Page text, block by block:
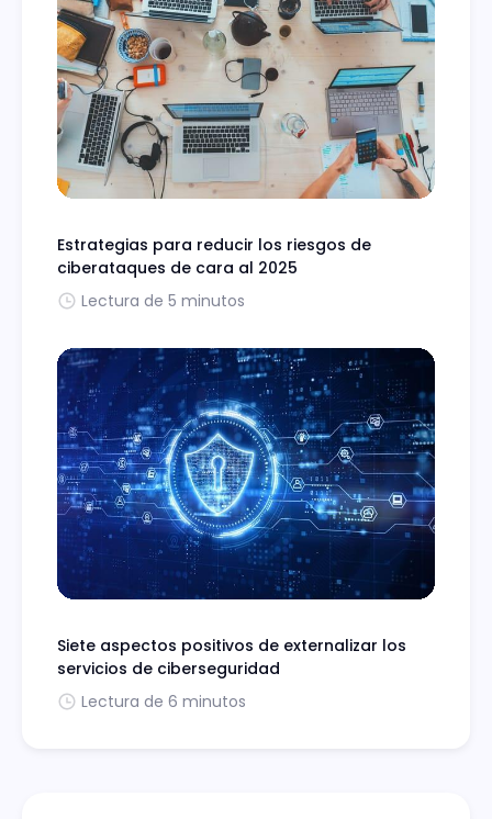
Estrategias para reducir los riesgos de
ciberataques de cara al 2025
Lectura de 5 minutos
Siete aspectos positivos de externalizar los
servicios de ciberseguridad
Lectura de 6 minutos